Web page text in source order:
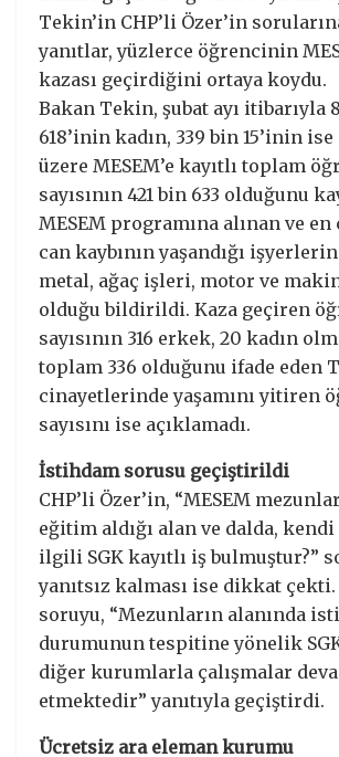
Tekin’in CHP’li Özer’in
yanıtlar, yüzlerce öğrencinin
kazası geçirdiğini ortaya koydu.
Bakan Tekin, şubat ayı itibarıyla
618’inin kadın, 339 bin 15’inin
üzere MESEM’e kayıtlı toplam
sayısının 421 bin 633 olduğunu
MESEM programına alınan ve
can kaybının yaşandığı
metal, ağaç işleri, motor ve
olduğu bildirildi. Kaza geçiren
sayısının 316 erkek, 20 kadın
toplam 336 olduğunu ifade eden
cinayetlerinde yaşamını yitiren
sayısını ise açıklamadı.
İstihdam sorusu geçiştirildi
CHP’li Özer’in, “MESEM
eğitim aldığı alan ve dalda,
ilgili SGK kayıtlı iş bulmuştur?”
yanıtsız kalması ise dikkat
soruyu, “Mezunların alanında
durumunun tespitine yönelik
diğer kurumlarla çalışmalar
etmektedir” yanıtıyla geçiştirdi.
Ücretsiz ara eleman kurumu